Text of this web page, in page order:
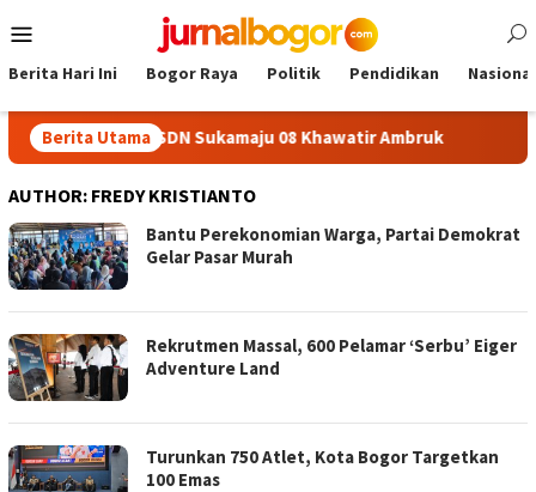
to
Menu
Berita Hari Ini Bogor Raya Politik Pendidikan Nasional
Berita Utama
Plafon SDN Sukamaju 08 Khawatir Ambruk Adira Expo
AUTHOR: FREDY KRISTIANTO
Bantu Perekonomian Warga, Partai Demokrat
Gelar Pasar Murah
Rekrutmen Massal, 600 Pelamar ‘Serbu’ Eiger
Adventure Land
Turunkan 750 Atlet, Kota Bogor Targetkan
100 Emas